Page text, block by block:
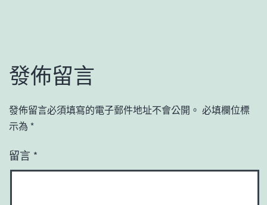
發佈留言
發佈留言必須填寫的電子郵件地址不會公開。 必填欄位標
示為 *
留言 *